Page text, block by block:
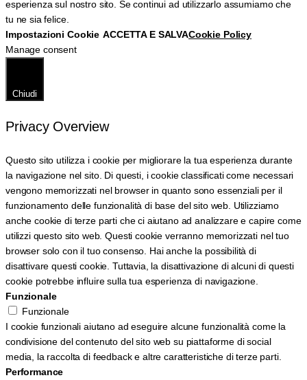
esperienza sul nostro sito. Se continui ad utilizzarlo assumiamo che
tu ne sia felice.
Impostazioni Cookie ACCETTA E SALVACookie Policy
Manage consent
Chiudi
Privacy Overview
Questo sito utilizza i cookie per migliorare la tua esperienza durante
la navigazione nel sito. Di questi, i cookie classificati come necessari
vengono memorizzati nel browser in quanto sono essenziali per il
funzionamento delle funzionalità di base del sito web. Utilizziamo
anche cookie di terze parti che ci aiutano ad analizzare e capire come
utilizzi questo sito web. Questi cookie verranno memorizzati nel tuo
browser solo con il tuo consenso. Hai anche la possibilità di
disattivare questi cookie. Tuttavia, la disattivazione di alcuni di questi
cookie potrebbe influire sulla tua esperienza di navigazione.
Funzionale
Funzionale
I cookie funzionali aiutano ad eseguire alcune funzionalità come la
condivisione del contenuto del sito web su piattaforme di social
media, la raccolta di feedback e altre caratteristiche di terze parti.
Performance